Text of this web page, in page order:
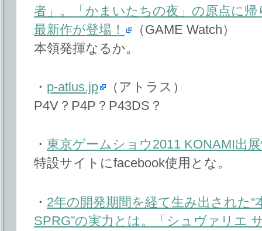
者」。「かまいたちの夜」の原点に
最新作が登場！
（GAME Watch）
本領発揮なるか。
・ p-atlus.jp
（アトラス）
P4V？P4P？P43DS？
・ 東京ゲームショウ2011 KONAMI出
特設サイトにfacebook使用とな。
・ 2年の開発期間を経て生み出された
SPRG”の実力とは。「シュヴァリエ